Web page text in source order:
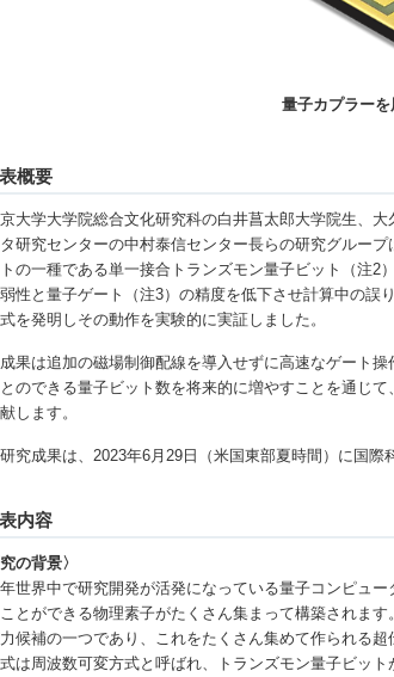
量子カプラー
概要
大学大学院総合文化研究科の白井菖太郎大学院生、
タ研究センターの中村泰信センター長らの研究グルー
の一種である単一接合トランズモン量子ビット（注
性と量子ゲート（注3）の精度を低下させ計算中の誤
式を発明しその動作を実験的に実証しました。
果は追加の磁場制御配線を導入せずに高速なゲート
のできる量子ビット数を将来的に増やすことを通じ
します。
究成果は、2023年6月29日（米国東部夏時間）に国際
内容
究の背景〉
世界中で研究開発が活発になっている量子コンピュ
とができる物理素子がたくさん集まって構築されま
候補の一つであり、これをたくさん集めて作られる
は周波数可変方式と呼ばれ、トランズモン量子ビッ